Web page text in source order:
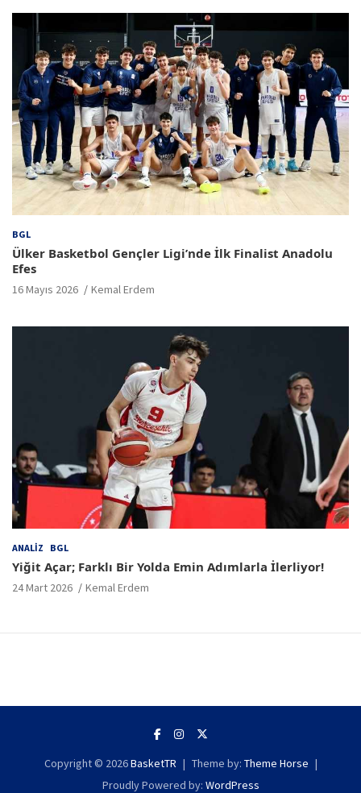
BGL
Ülker Basketbol Gençler Ligi’nde İlk Finalist Anadolu
Efes
16 Mayıs 2026 Kemal Erdem
ANALIZ BGL
Yiğit Açar; Farklı Bir Yolda Emin Adımlarla İlerliyor!
24 Mart 2026 Kemal Erdem
Copyright © 2026BasketTR Theme by: Theme Horse
Proudly Powered by: WordPress